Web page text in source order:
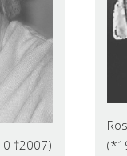
†2007)